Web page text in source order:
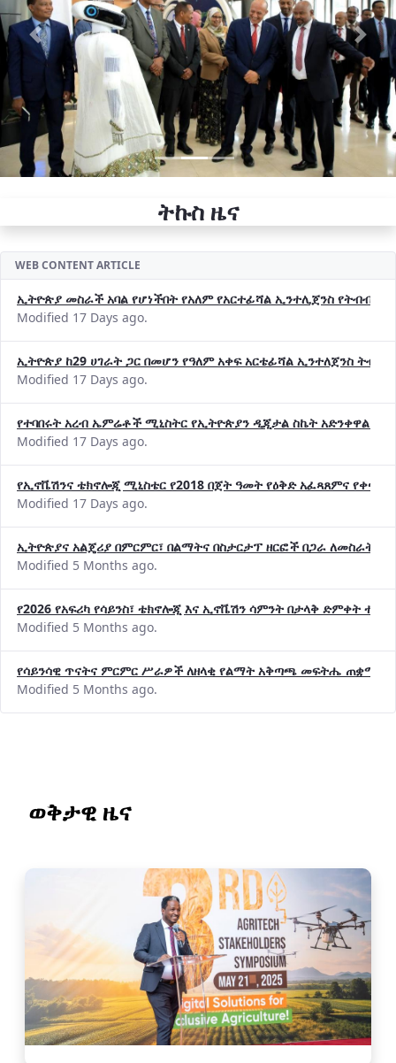
Previous Next
ኢትዮጵያ መስራች አባል የሆነችበት የአለም የአርተፊሻል ኢንተሊጀንስ የትብብር
Modified 17 Days ago.
ኢትዮጵያ ከ29 ሀገራት ጋር በመሆን የዓለም አቀፍ አርቴፊሻል ኢንተለጀንስ
Modified 17 Days ago.
የተባበሩት አረብ ኤምሬቶች ሚኒስትር የኢትዮጵያን ዲጂታል ስኬት አድንቀዋል
Modified 17 Days ago.
የኢኖቬሽንና ቴክኖሎጂ ሚኒስቴር የ2018 በጀት ዓመት የዕቅድ አፈጻጸምና
Modified 17 Days ago.
ኢትዮጵያና አልጄሪያ በምርምር፣ በልማትና በስታርታፕ ዘርፎች በጋራ ለመስራት
Modified 5 Months ago.
የ2026 የአፍሪካ የሳይንስ፣ ቴክኖሎጂ እና ኢኖቬሽን ሳምንት በታላቅ ድምቀት
Modified 5 Months ago.
የሳይንሳዊ ጥናትና ምርምር ሥራዎች ለዘላቂ የልማት አቅጣጫ መፍትሔ ጠቋሚ
Modified 5 Months ago.